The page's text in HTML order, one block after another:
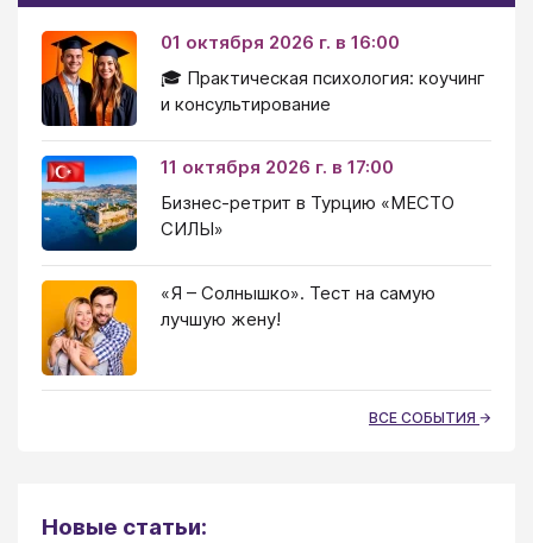
01 октября 2026 г. в 16:00
🎓 Практическая психология: коучинг
и консультирование
11 октября 2026 г. в 17:00
Бизнес-ретрит в Турцию «МЕСТО
СИЛЫ»
«Я – Солнышко». Тест на самую
лучшую жену!
ВСЕ СОБЫТИЯ
Новые статьи: